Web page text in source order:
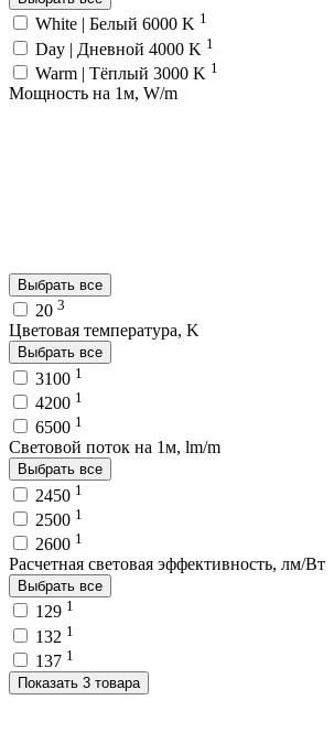
White | Белый 6000 K 1
Day | Дневной 4000 K 1
Warm | Тёплый 3000 K 1
Мощность на 1м, W/m
Выбрать все
20 3
Цветовая температура, K
Выбрать все
3100 1
4200 1
6500 1
Световой поток на 1м, lm/m
Выбрать все
2450 1
2500 1
2600 1
Расчетная световая эффективность, лм/Вт
Выбрать все
129 1
132 1
137 1
Показать 3 товара